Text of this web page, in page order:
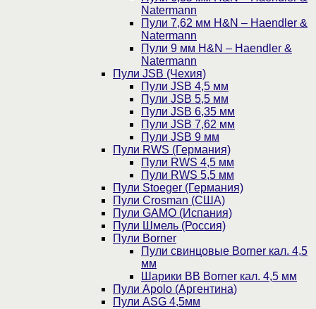
Natermann
Пули 7,62 мм H&N – Haendler &
Natermann
Пули 9 мм H&N – Haendler &
Natermann
Пули JSB (Чехия)
Пули JSB 4,5 мм
Пули JSB 5,5 мм
Пули JSB 6,35 мм
Пули JSB 7,62 мм
Пули JSB 9 мм
Пули RWS (Германия)
Пули RWS 4,5 мм
Пули RWS 5,5 мм
Пули Stoeger (Германия)
Пули Crosman (США)
Пули GAMO (Испания)
Пули Шмель (Россия)
Пули Borner
Пули свинцовые Borner кал. 4,5
мм
Шарики BB Borner кал. 4,5 мм
Пули Apolo (Аргентина)
Пули ASG 4,5мм